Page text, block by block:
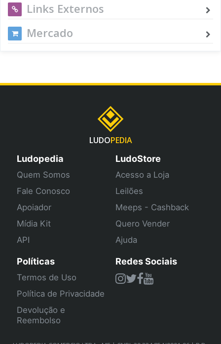
Links Externos
Mercado
LUDOPEDIA
Ludopedia
Quem Somos
Fale Conosco
Apoiador
Mídia Kit
API
LudoStore
Acesso a Loja
Leilões
Meeps - Cashback
Quero Vender
Ajuda
Políticas
Termos de Uso
Política de Privacidade
Devolução e
Reembolso
Redes Sociais